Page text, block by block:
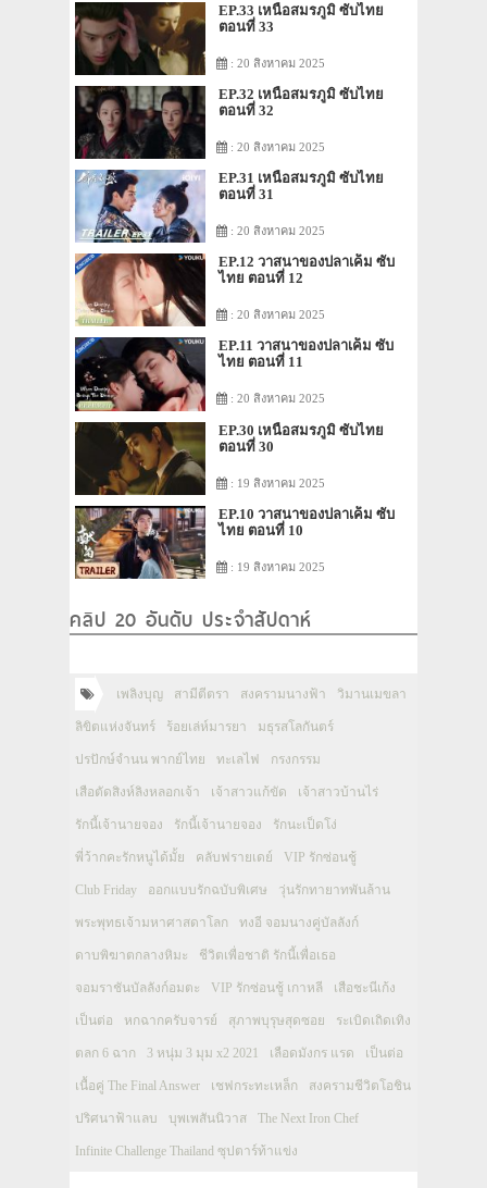
EP.33 เหนือสมรภูมิ ซับไทย
ตอนที่ 33
: 20 สิงหาคม 2025
EP.32 เหนือสมรภูมิ ซับไทย
ตอนที่ 32
: 20 สิงหาคม 2025
EP.31 เหนือสมรภูมิ ซับไทย
ตอนที่ 31
: 20 สิงหาคม 2025
EP.12 วาสนาของปลาเค็ม ซับ
ไทย ตอนที่ 12
: 20 สิงหาคม 2025
EP.11 วาสนาของปลาเค็ม ซับ
ไทย ตอนที่ 11
: 20 สิงหาคม 2025
EP.30 เหนือสมรภูมิ ซับไทย
ตอนที่ 30
: 19 สิงหาคม 2025
EP.10 วาสนาของปลาเค็ม ซับ
ไทย ตอนที่ 10
: 19 สิงหาคม 2025
คลิป 20 อันดับ ประจำสัปดาห์
เพลิงบุญ สามีตีตรา สงครามนางฟ้า วิมานเมขลา
ลิขิตแห่งจันทร์ ร้อยเล่ห์มารยา มธุรสโลกันตร์
ปรปักษ์จำนน พากย์ไทย ทะเลไฟ กรงกรรม
เสือตัดสิงห์ลิงหลอกเจ้า เจ้าสาวแก้ขัด เจ้าสาวบ้านไร่
รักนี้เจ้านายจอง รักนี้เจ้านายจอง รักนะเป็ดโง่
พี่ว้ากคะรักหนูได้มั้ย คลับฟรายเดย์ VIP รักซ่อนชู้
Club Friday ออกแบบรักฉบับพิเศษ วุ่นรักทายาทพันล้าน
พระพุทธเจ้ามหาศาสดาโลก ทงอี จอมนางคู่บัลลังก์
ดาบพิฆาตกลางหิมะ ชีวิตเพื่อชาติ รักนี้เพื่อเธอ
จอมราชันบัลลังก์อมตะ VIP รักซ่อนชู้ เกาหลี เสือชะนีเก้ง
เป็นต่อ หกฉากครับจารย์ สุภาพบุรุษสุดซอย ระเบิดเถิดเทิง
ตลก 6 ฉาก 3 หนุ่ม 3 มุม x2 2021 เลือดมังกร แรด เป็นต่อ
เนื้อคู่ The Final Answer เชฟกระทะเหล็ก สงครามชีวิตโอชิน
ปริศนาฟ้าแลบ บุพเพสันนิวาส The Next Iron Chef
Infinite Challenge Thailand ซุปตาร์ท้าแข่ง